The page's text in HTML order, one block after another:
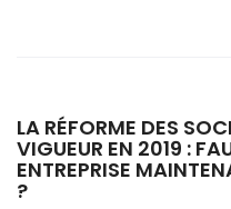
LA RÉFORME DES
VIGUEUR EN 2019 :
ENTREPRISE
?